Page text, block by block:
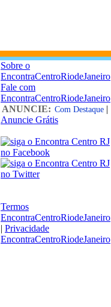
Sobre o
EncontraCentroRiodeJaneiro
Fale com
EncontraCentroRiodeJaneiro
ANUNCIE: Com Destaque |
Anuncie Grátis
Termos
EncontraCentroRiodeJaneiro
| Privacidade
EncontraCentroRiodeJaneiro